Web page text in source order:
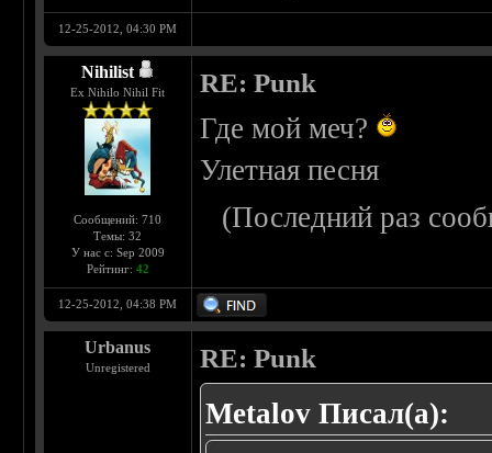
12-25-2012, 04:30 PM
Nihilist
Ex Nihilo Nihil Fit
Сообщений: 710
Темы: 32
У нас с: Sep 2009
Рейтинг: 42
RE: Punk
Где мой меч?
Улетная песня
(Последний раз
12-25-2012, 04:38 PM
Urbanus
Unregistered RE: Punk
Metalov Писал(а):